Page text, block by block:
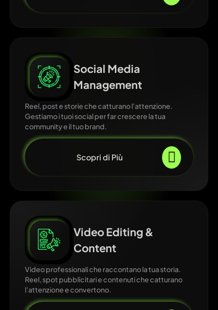
Social Media
Management
Reel, post e storie che catturano l'attenzione.
Gestiamo i tuoi social per far crescere la tua
community e il tuo brand.
Scopri di Più
Video Editing &
Content
Video professionali che raccontano la tua storia.
Reel, spot pubblicitari e contenuti che catturano
l'attenzione e convertono.